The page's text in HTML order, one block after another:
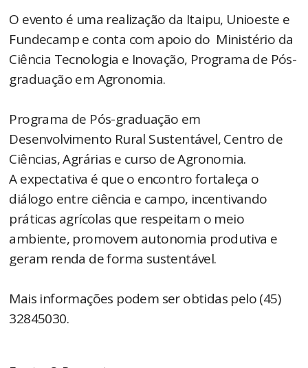
O evento é uma realização da Itaipu, Unioeste e
Fundecamp e conta com apoio do Ministério da
Ciência Tecnologia e Inovação, Programa de Pós-
graduação em Agronomia.
Programa de Pós-graduação em
Desenvolvimento Rural Sustentável, Centro de
Ciências, Agrárias e curso de Agronomia.
A expectativa é que o encontro fortaleça o
diálogo entre ciência e campo, incentivando
práticas agrícolas que respeitam o meio
ambiente, promovem autonomia produtiva e
geram renda de forma sustentável.
Mais informações podem ser obtidas pelo (45)
32845030.